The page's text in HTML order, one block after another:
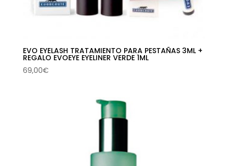
EVO EYELASH TRATAMIENTO PARA PESTAÑAS 3ML +
REGALO EVOEYE EYELINER VERDE 1ML
69,00€